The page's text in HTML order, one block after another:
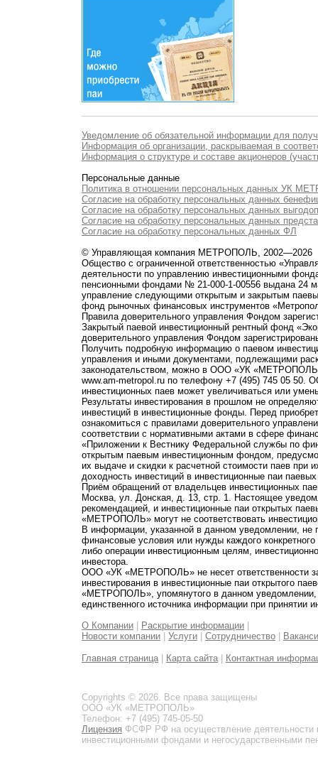
Уведомление об обязательной информации для
Информация об организации, раскрываемая в
Информация о структуре и составе акционеров
Персональные данные
Политика в отношении персональных данных УК
Согласие на обработку персональных данных
Согласие на обработку персональных данных
Согласие на обработку персональных данных
Согласие на обработку персональных данных ФЛ
© Управляющая компания МЕТРОПОЛЬ, 2002—2026
Общество с ограниченной ответственностью
деятельности по управлению инвестиционными
пенсионными фондами № 21-000-1-00556 выдана 24
управление следующими открытым и закрытым
фонд рыночных финансовых инструментов
Правила доверительного управления Фондом
Закрытый паевой инвестиционный рентный фонд
доверительного управления Фондом
Получить подробную информацию о паевом
управления и иными документами, подлежащими
законодательством, можно в ООО «УК
www.am-metropol.ru по телефону +7 (495) 745 05
инвестиционных паев может увеличиваться или
Результаты инвестирования в прошлом не
инвестиций в инвестиционные фонды. Перед
ознакомиться с правилами доверительного
соответствии с нормативными актами в сфере
«Приложении к Вестнику Федеральной службы по
открытым паевым инвестиционным фондом,
их выдаче и скидки к расчетной стоимости паев при
доходность инвестиций в инвестиционные паи
Приём обращений от владельцев инвестиционных
Москва, ул. Донская, д. 13, стр. 1. Настоящее
рекомендацией, и инвестиционные паи открытых
«МЕТРОПОЛЬ» могут не соответствовать
В информации, указанной в данном уведомлении,
финансовые условия или нужды каждого
либо операции инвестиционным целям,
инвестора.
ООО «УК «МЕТРОПОЛЬ» не несет ответственности
инвестирования в инвестиционные паи открытого
«МЕТРОПОЛЬ», упомянутого в данном уведомлении,
единственного источника информации при принятии
О Компании
Раскрытие информации
Новости компании
Услуги Сотрудничество
Главная страница Карта сайта Контактная
Copyrights © 2026. Все права защищены
ООО «УК «МЕТРОПОЛЬ»
Телефон: +7 (495) 745-05-50
Лицензия ФСФР РФ на осуществление
инвестиционными фондами и негосударственными